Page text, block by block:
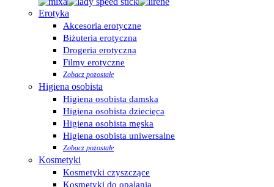
Erotyka
Akcesoria erotyczne
Biżuteria erotyczna
Drogeria erotyczna
Filmy erotyczne
Zobacz pozostałe
Higiena osobista
Higiena osobista damska
Higiena osobista dziecięca
Higiena osobista męska
Higiena osobista uniwersalne
Zobacz pozostałe
Kosmetyki
Kosmetyki czyszczące
Kosmetyki do opalania